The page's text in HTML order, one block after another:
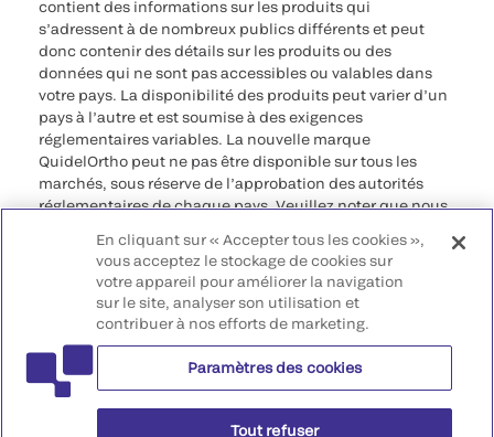
contient des informations sur les produits qui
s’adressent à de nombreux publics différents et peut
donc contenir des détails sur les produits ou des
données qui ne sont pas accessibles ou valables dans
votre pays. La disponibilité des produits peut varier d’un
pays à l’autre et est soumise à des exigences
réglementaires variables. La nouvelle marque
QuidelOrtho peut ne pas être disponible sur tous les
marchés, sous réserve de l’approbation des autorités
réglementaires de chaque pays. Veuillez noter que nous
informations qui risquent de ne pas être conformes à
toute procédure légale, réglementation, enregistrement
ou usage dans votre pays d’origine.
©2026 QuidelOrtho Corporation. Tous droits réservés.
QuidelOrtho Corporation
9975 Summers Ridge Road, San Diego, CA 92121, USA
En cliquant sur « Accepter tous les cookies »,
vous acceptez le stockage de cookies sur
votre appareil pour améliorer la navigation
sur le site, analyser son utilisation et
contribuer à nos efforts de marketing.
Paramètres des cookies
Tout refuser